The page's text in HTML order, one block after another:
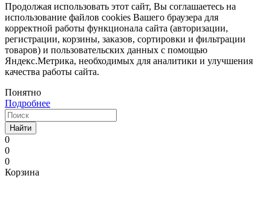
Продолжая использовать этот сайт, Вы соглашаетесь на
использование файлов cookies Вашего браузера для
корректной работы функционала сайта (авторизации,
регистрации, корзины, заказов, сортировки и фильтрации
товаров) и пользовательских данных с помощью
Яндекс.Метрика, необходимых для аналитики и улучшения
качества работы сайта.
Понятно
Подробнее
Найти
0
0
0
Корзина